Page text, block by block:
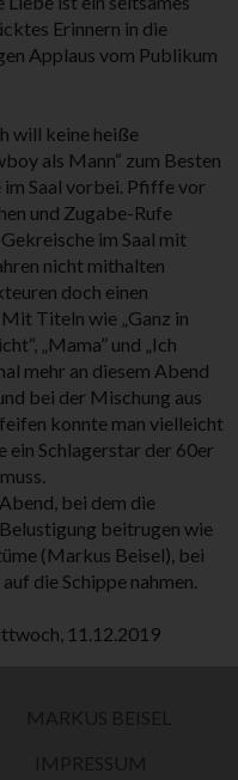
Erinnern in die
Applaus vom Publikum
will keine heiße
als Mann“ zum Besten
im Saal vorbei. Pfiffe vor
und Zugabe-Rufe
im Saal mit
nicht mithalten
doch einen
Titeln wie „Ganz in
„Mama” und „Ich
mehr an diesem Abend
bei der Mischung aus
konnte man vielleicht
ein Schlagerstar der 60er
bei dem die
beitrugen wie
(Markus Beisel), bei
die Schippe nahmen.
11.12.2019
MARKUS BEISEL
IMPRESSUM